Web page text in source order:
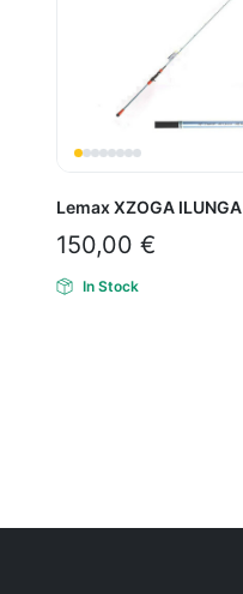
Lemax XZOGA ILUNGA
150,00 €
In Stock